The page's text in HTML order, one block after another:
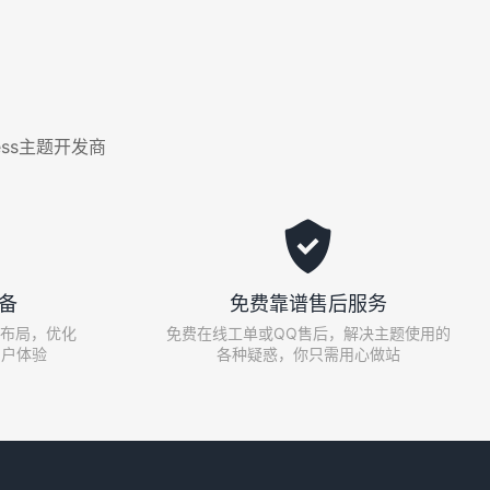
主题开发商
局，优化
体验

免费靠谱售后服务
免费在线工单或QQ售后，解决主题使用的
各种疑惑，你只需用心做站